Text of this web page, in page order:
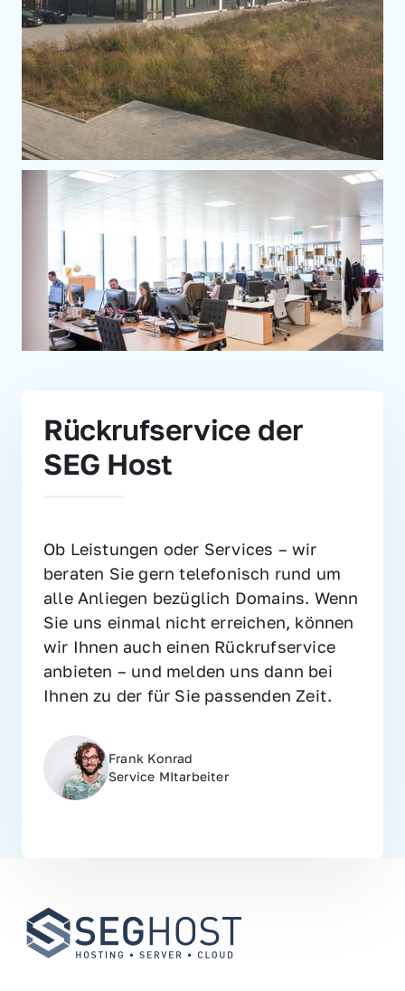
Rückrufservice der
SEG Host
Ob Leistungen oder Services – wir
beraten Sie gern telefonisch rund um
alle Anliegen bezüglich Domains. Wenn
Sie uns einmal nicht erreichen, können
wir Ihnen auch einen Rückrufservice
anbieten – und melden uns dann bei
Ihnen zu der für Sie passenden Zeit.
Frank Konrad
Service MItarbeiter